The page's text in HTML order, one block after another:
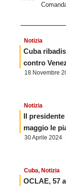
Notizia
Cuba
contro
18 Novembre
Notizia
Il
maggio le
30 Aprile 2024
Cuba, Notizia
OCLAE, 57